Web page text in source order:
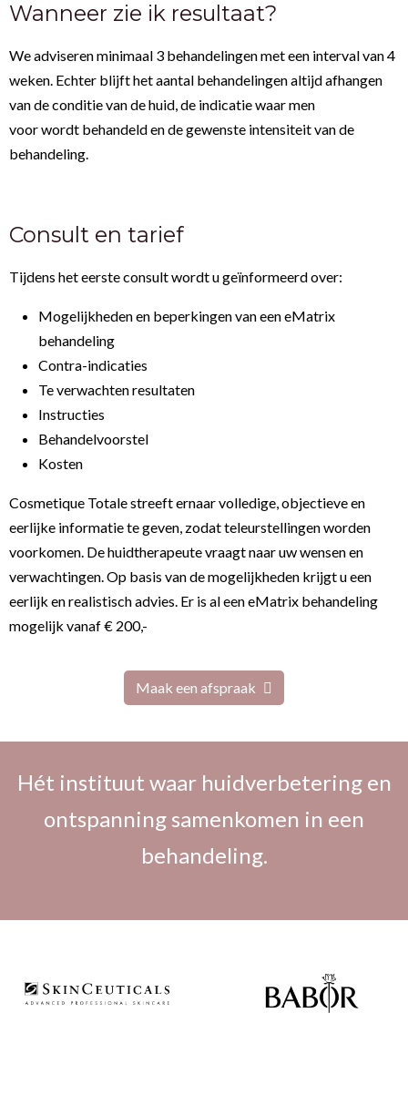
Wanneer zie ik resultaat?
We adviseren minimaal 3 behandelingen met een interval van 4
weken. Echter blijft het aantal behandelingen altijd afhangen
van de conditie van de huid, de indicatie waar men
voor wordt behandeld en de gewenste intensiteit van de
behandeling.
Consult en tarief
Tijdens het eerste consult wordt u geïnformeerd over:
Mogelijkheden en beperkingen van een eMatrix
behandeling
Contra-indicaties
Te verwachten resultaten
Instructies
Behandelvoorstel
Kosten
Cosmetique Totale streeft ernaar volledige, objectieve en
eerlijke informatie te geven, zodat teleurstellingen worden
voorkomen. De huidtherapeute vraagt naar uw wensen en
verwachtingen. Op basis van de mogelijkheden krijgt u een
eerlijk en realistisch advies. Er is al een eMatrix behandeling
mogelijk vanaf € 200,-
Maak een afspraak
Hét instituut waar huidverbetering en
ontspanning samenkomen in een
behandeling.